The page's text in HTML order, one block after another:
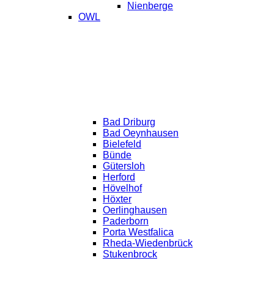
Nienberge
OWL
Bad Driburg
Bad Oeynhausen
Bielefeld
Bünde
Gütersloh
Herford
Hövelhof
Höxter
Oerlinghausen
Paderborn
Porta Westfalica
Rheda-Wiedenbrück
Stukenbrock